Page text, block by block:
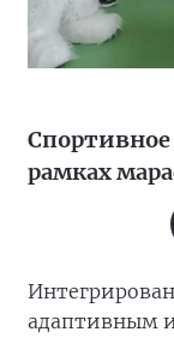
рамках
адаптивным